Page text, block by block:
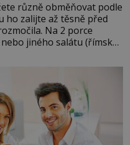
různě obměňovat podle
ho zalijte až těsně před
Na 2 porce
jiného salátu (římský
lžíce olivového oleje ✿ 1